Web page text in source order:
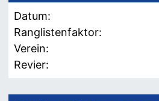
Datum:
Ranglistenfaktor:
Verein:
Revier: